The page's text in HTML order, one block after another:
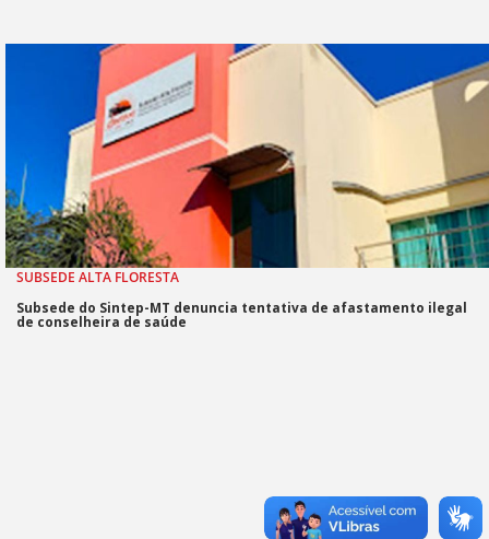
SUBSEDE ALTA FLORESTA
Subsede do Sintep-MT denuncia tentativa de afastamento ilegal
de conselheira de saúde